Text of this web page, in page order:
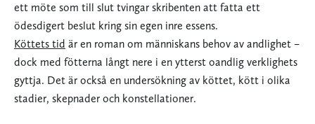
ett möte som till slut tvingar skribenten att fatta ett
ödesdigert beslut kring sin egen inre essens.
Köttets tid är en roman om människans behov av andlighet –
dock med fötterna långt nere i en ytterst oandlig verklighets
gyttja. Det är också en undersökning av köttet, kött i olika
stadier, skepnader och konstellationer.